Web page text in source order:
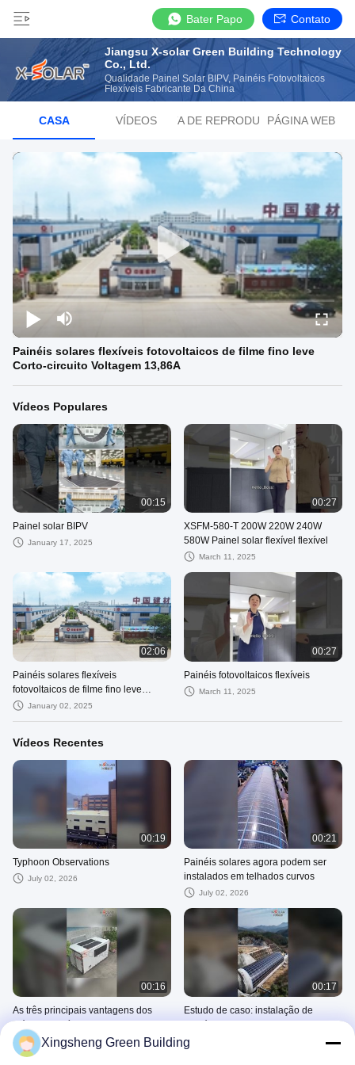
Bater Papo Contato
Jiangsu X-solar Green Building Technology
Co., Ltd.
Qualidade Painel Solar BIPV, Painéis Fotovoltaicos
Flexíveis Fabricante Da China
CASA VÍDEOSLISTA DE REPRODUÇÃOPÁGINA WEB
Painéis solares flexíveis fotovoltaicos de filme fino leve
Corto-circuito Voltagem 13,86A
Vídeos Populares
00:15
Painel solar BIPV
January 17, 2025
00:27
XSFM-580-T 200W 220W 240W
580W Painel solar flexível flexível
March 11, 2025
02:06
Painéis solares flexíveis
fotovoltaicos de filme fino leve
Corto-circuito Voltagem 13,86A
January 02, 2025
00:27
Painéis fotovoltaicos flexíveis
March 11, 2025
Vídeos Recentes
00:19
Typhoon Observations
July 02, 2026
00:21
Painéis solares agora podem ser
instalados em telhados curvos
July 02, 2026
00:16
As três principais vantagens dos
módulos flexíveis
June 12, 2026
00:17
Estudo de caso: instalação de
Xingsheng Green Building